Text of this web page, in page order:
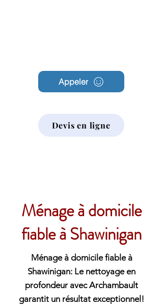
Appeler
Devis en ligne
Ménage à domicile
fiable à Shawinigan
Ménage à domicile fiable à
Shawinigan: Le nettoyage en
profondeur avec Archambault
garantit un résultat exceptionnel!